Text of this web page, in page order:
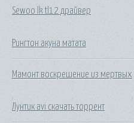
Sewoo lk tl12 драйвер
Рингтон акуна матата
Мамонт воскрешение из мертвых
Лунтик avi скачать торрент